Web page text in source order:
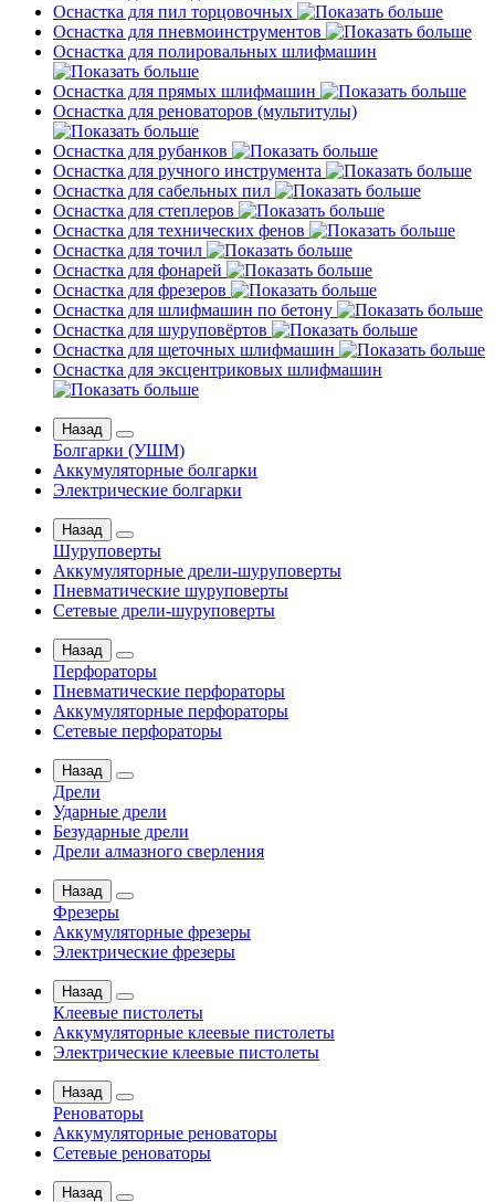
Оснастка для пил торцовочных
Оснастка для пневмоинструментов
Оснастка для полировальных шлифмашин
Оснастка для прямых шлифмашин
Оснастка для реноваторов (мультитулы)
Оснастка для рубанков
Оснастка для ручного инструмента
Оснастка для сабельных пил
Оснастка для степлеров
Оснастка для технических фенов
Оснастка для точил
Оснастка для фонарей
Оснастка для фрезеров
Оснастка для шлифмашин по бетону
Оснастка для шуруповёртов
Оснастка для щеточных шлифмашин
Оснастка для эксцентриковых шлифмашин
Назад
Болгарки (УШМ)
Аккумуляторные болгарки
Электрические болгарки
Назад
Шуруповерты
Аккумуляторные дрели-шуруповерты
Пневматические шуруповерты
Сетевые дрели-шуруповерты
Назад
Перфораторы
Пневматические перфораторы
Аккумуляторные перфораторы
Сетевые перфораторы
Назад
Дрели
Ударные дрели
Безударные дрели
Дрели алмазного сверления
Назад
Фрезеры
Аккумуляторные фрезеры
Электрические фрезеры
Назад
Клеевые пистолеты
Аккумуляторные клеевые пистолеты
Электрические клеевые пистолеты
Назад
Реноваторы
Аккумуляторные реноваторы
Сетевые реноваторы
Назад